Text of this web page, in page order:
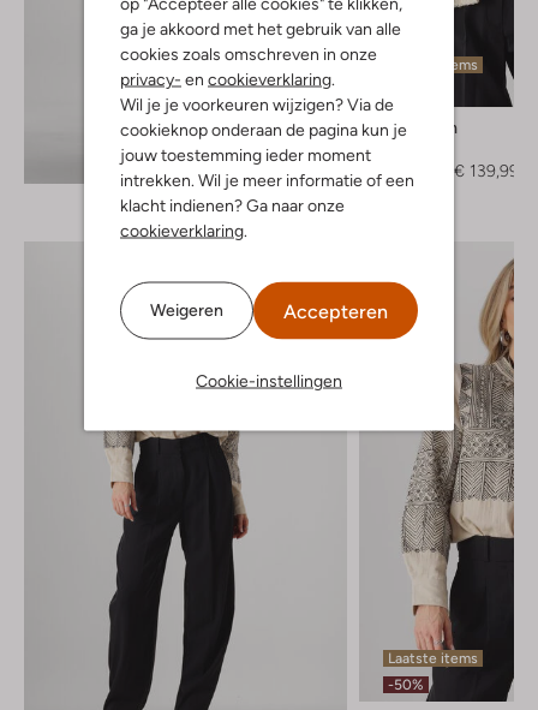
ga je akkoord met het gebruik van alle
cookies zoals omschreven in onze
privacy- en cookieverklaring
Wil je je voorkeuren wijzigen? Via de
cookieknop onderaan de pagina kun je
jouw toestemming ieder moment
intrekken. Wil je meer informatie of een
klacht indienen? Ga naar onze
cookieverklaring
Weigeren Accepteren
Cookie-instellingen
Ontdek de look
Laatste items
Summum
€ 139,99
Laatste items
-50%